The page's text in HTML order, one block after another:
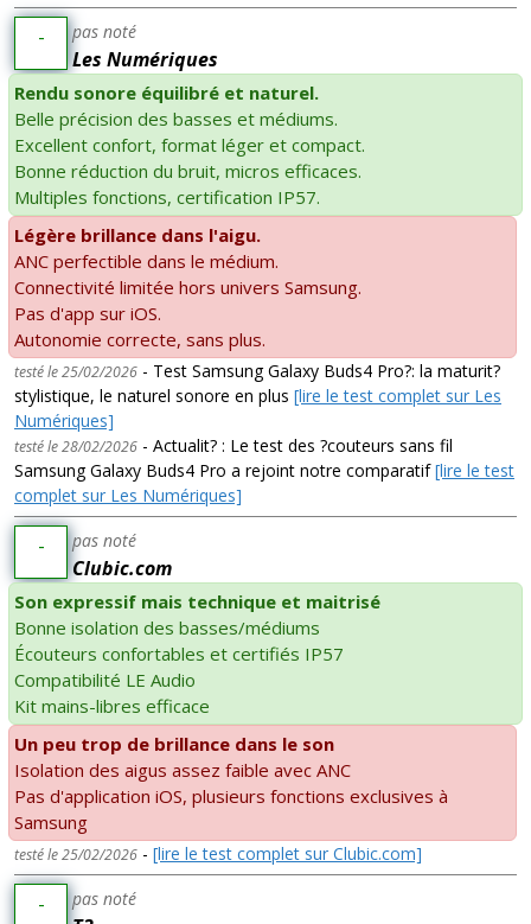
- pas noté
Les Numériques
Rendu sonore équilibré et naturel.
Belle précision des basses et médiums.
Excellent confort, format léger et compact.
Bonne réduction du bruit, micros efficaces.
Multiples fonctions, certification IP57.
Légère brillance dans l'aigu.
ANC perfectible dans le médium.
Connectivité limitée hors univers Samsung.
Pas d'app sur iOS.
Autonomie correcte, sans plus.
testé le 25/02/2026 - Test Samsung Galaxy Buds4 Pro?: la maturit?
stylistique, le naturel sonore en plus [lire le test complet sur Les
Numériques]
testé le 28/02/2026 - Actualit? : Le test des ?couteurs sans fil
Samsung Galaxy Buds4 Pro a rejoint notre comparatif[lire le test
complet sur Les Numériques]
- pas noté
Clubic.com
Son expressif mais technique et maitrisé
Bonne isolation des basses/médiums
Écouteurs confortables et certifiés IP57
Compatibilité LE Audio
Kit mains-libres efficace
Un peu trop de brillance dans le son
Isolation des aigus assez faible avec ANC
Pas d'application iOS, plusieurs fonctions exclusives à
Samsung
testé le 25/02/2026 - [lire le test complet sur Clubic.com]
- pas noté